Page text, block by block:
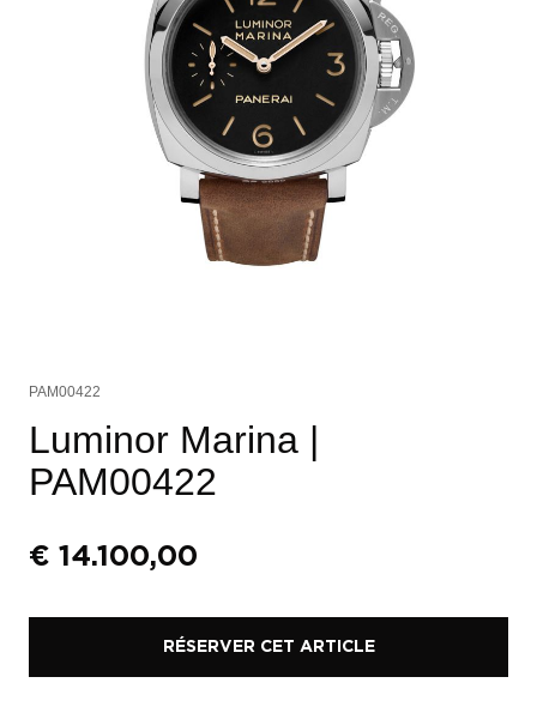
PAM00422
Luminor Marina |
PAM00422
€ 14.100,00
RÉSERVER CET ARTICLE